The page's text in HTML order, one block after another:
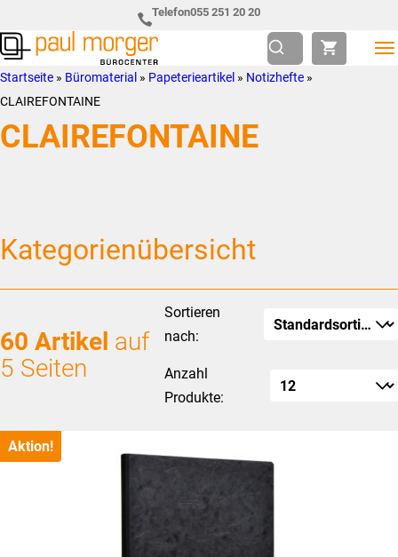
Hauptnavigation
springen
to
main
content
Telefon055 251 20 20
Paul
Morger
AG
Bürocenter
so
individuell
wie
Sie
Startseite » Büromaterial » Papeterieartikel » Notizhefte »
CLAIREFONTAINE
CLAIREFONTAINE
Kategorienübersicht
60 Artikel auf
5 Seiten
Sortieren
nach:
Anzahl
Produkte:
Aktion!